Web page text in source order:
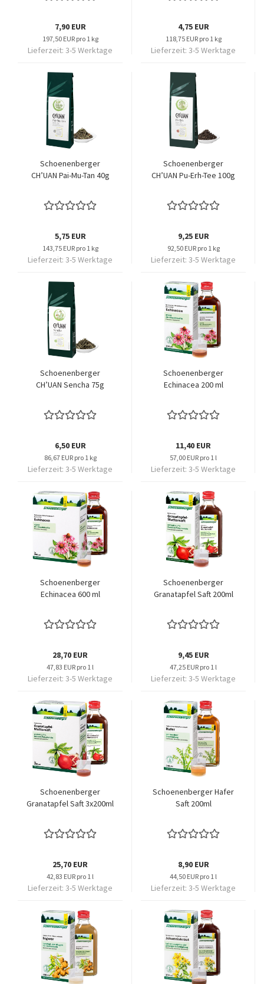
7,90 EUR
197,50 EUR pro 1 kg
Lieferzeit: 3-5 Werktage
4,75 EUR
118,75 EUR pro 1 kg
Lieferzeit: 3-5 Werktage
Schoenenberger
CH’UAN Pai-Mu-Tan 40g
5,75 EUR
143,75 EUR pro 1 kg
Lieferzeit: 3-5 Werktage
Schoenenberger
CH’UAN Pu-Erh-Tee 100g
9,25 EUR
92,50 EUR pro 1 kg
Lieferzeit: 3-5 Werktage
Schoenenberger
CH’UAN Sencha 75g
6,50 EUR
86,67 EUR pro 1 kg
Lieferzeit: 3-5 Werktage
Schoenenberger
Echinacea 200 ml
11,40 EUR
57,00 EUR pro 1 l
Lieferzeit: 3-5 Werktage
Schoenenberger
Echinacea 600 ml
28,70 EUR
47,83 EUR pro 1 l
Lieferzeit: 3-5 Werktage
Schoenenberger
Granatapfel Saft 200ml
9,45 EUR
47,25 EUR pro 1 l
Lieferzeit: 3-5 Werktage
Schoenenberger
Granatapfel Saft 3x200ml
25,70 EUR
42,83 EUR pro 1 l
Lieferzeit: 3-5 Werktage
Schoenenberger Hafer
Saft 200ml
8,90 EUR
44,50 EUR pro 1 l
Lieferzeit: 3-5 Werktage